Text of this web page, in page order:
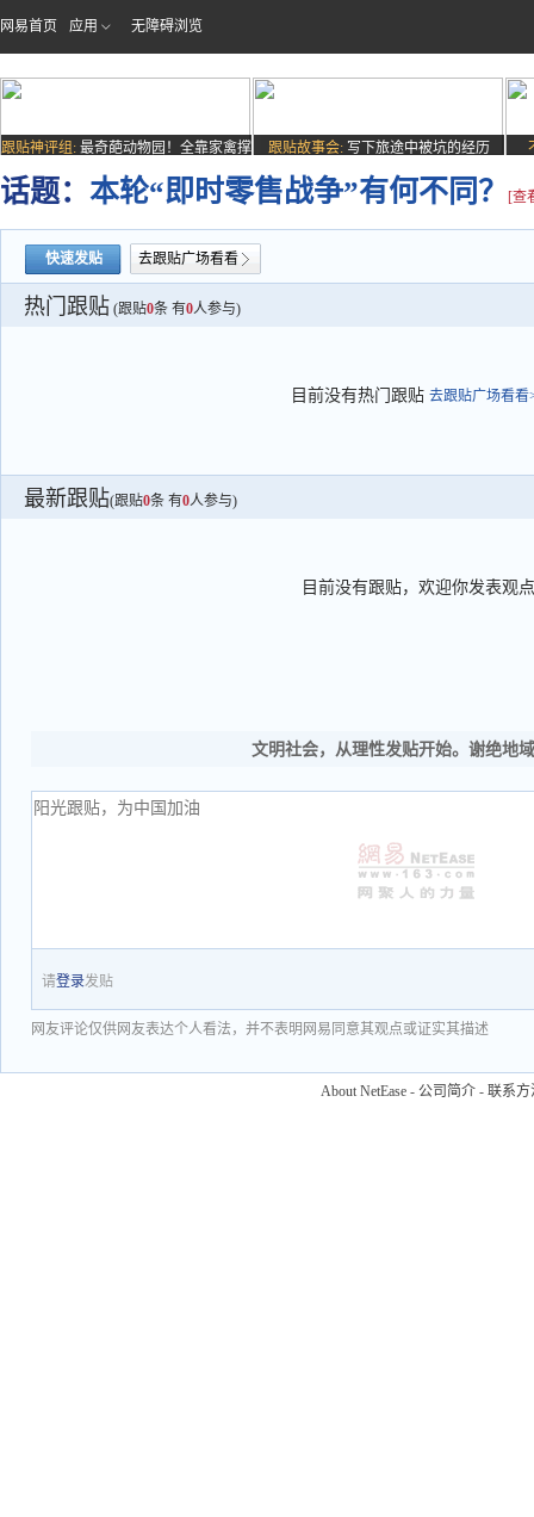
网易首页 应用 无障碍浏览
跟贴神评组: 最奇葩动物园！全靠家禽撑
场子
跟贴故事会: 写下旅途中被坑的经历
话题： 本轮“即时零售战争”有何不同？ [查
快速发贴 去跟贴广场看看
热门跟贴 (跟贴0条 有0人参与)
目前没有热门跟贴 去跟贴广场看看
最新跟贴(跟贴0条 有0人参与)
目前没有跟贴，欢迎你发表观点
文明社会，从理性发贴开始。谢绝地
请登录发贴
网友评论仅供网友表达个人看法，并不表明网易同意其观点或证实其描述
About NetEase - 公司简介 - 联系方